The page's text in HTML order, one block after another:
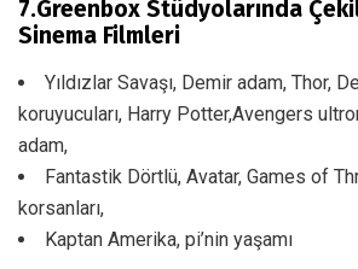
7.Greenbox Stüdyolarında
Sinema Filmleri
Yıldızlar Savaşı, Demir adam, Thor,
koruyucuları, Harry Potter,Avengers ultron
adam,
Fantastik Dörtlü, Avatar, Games of
korsanları,
Kaptan Amerika, pi’nin yaşamı